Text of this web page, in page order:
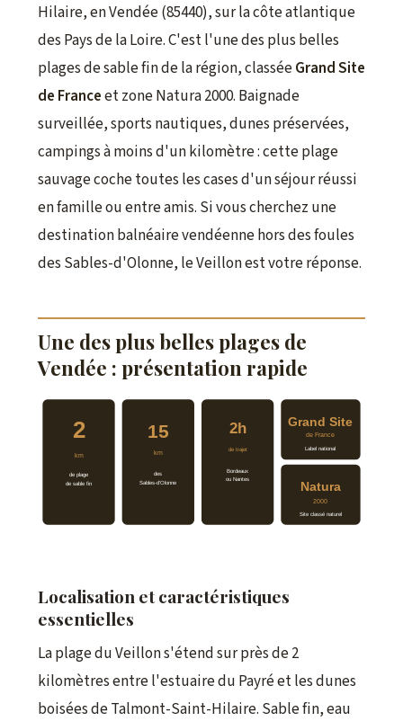
Hilaire, en Vendée (85440), sur la côte atlantique
des Pays de la Loire. C'est l'une des plus belles
plages de sable fin de la région, classéeGrand Site
de Franceet zone Natura 2000. Baignade
surveillée, sports nautiques, dunes préservées,
campings à moins d'un kilomètre : cette plage
sauvage coche toutes les cases d'un séjour réussi
en famille ou entre amis. Si vous cherchez une
destination balnéaire vendéenne hors des foules
des Sables-d'Olonne, le Veillon est votre réponse.
Une des plus belles plages de
Vendée : présentation rapide
2
km
de plage
de sable fin
15
km
des
Sables-d’Olonne
2h
de trajet
Bordeaux
ou Nantes
Grand Site
de France
Label national
Natura
2000
Site classé naturel
Localisation et caractéristiques
essentielles
La plage du Veillon s'étend sur près de 2
kilomètres entre l'estuaire du Payré et les dunes
boisées de Talmont-Saint-Hilaire. Sable fin, eau